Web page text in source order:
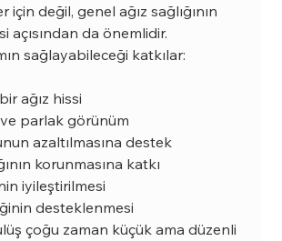
için değil, genel ağız sağlığının
açısından da önemlidir.
sağlayabileceği katkılar:
ağız hissi
parlak görünüm
azaltılmasına destek
korunmasına katkı
iyileştirilmesi
desteklenmesi
çoğu zaman küçük ama düzenli